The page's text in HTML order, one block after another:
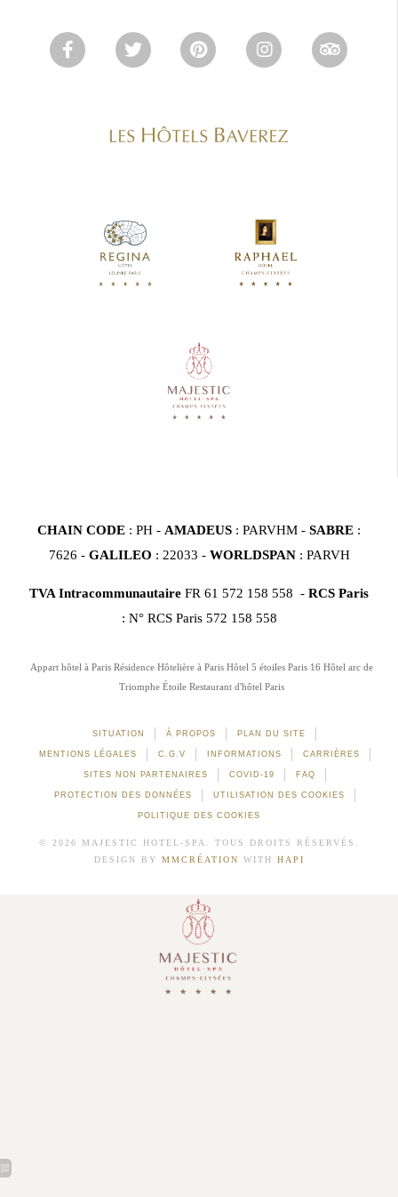
CHAIN CODE : PH - AMADEUS : PARVHM - SABRE :
7626 - GALILEO : 22033 - WORLDSPAN : PARVH
TVA Intracommunautaire FR 61 572 158 558 - RCS Paris
: N° RCS Paris 572 158 558
Appart hôtel à Paris Résidence Hôtelière à Paris Hôtel 5 étoiles Paris 16 Hôtel arc de
Triomphe Étoile Restaurant d'hôtel Paris
SITUATION À PROPOS PLAN DU SITE
MENTIONS LÉGALES C.G.V INFORMATIONS CARRIÈRES
SITES NON PARTENAIRES COVID-19 FAQ
PROTECTION DES DONNÉES UTILISATION DES COOKIES
POLITIQUE DES COOKIES
© 2026 MAJESTIC HOTEL-SPA. TOUS DROITS RÉSERVÉS.
DESIGN BY MMCRÉATION WITH HAPI